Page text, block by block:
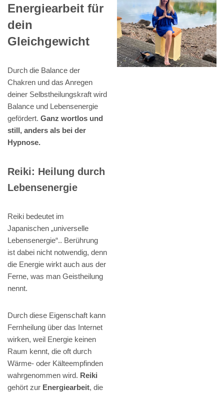
Energiearbeit für
dein
Gleichgewicht
Durch die Balance der
Chakren und das Anregen
deiner Selbstheilungskraft wird
Balance und Lebensenergie
gefördert. Ganz wortlos und
still, anders als bei der
Hypnose.
Reiki: Heilung durch
Lebensenergie
Reiki bedeutet im
Japanischen „universelle
Lebensenergie“.. Berührung
ist dabei nicht notwendig, denn
die Energie wirkt auch aus der
Ferne, was man Geistheilung
nennt.
Durch diese Eigenschaft kann
Fernheilung über das Internet
wirken, weil Energie keinen
Raum kennt, die oft durch
Wärme- oder Kälteempfinden
wahrgenommen wird. Reiki
gehört zur Energiearbeit, die